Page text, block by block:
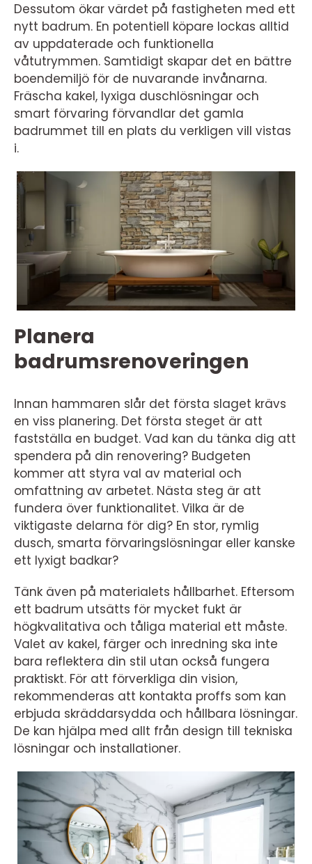
Dessutom ökar värdet på fastigheten med ett
nytt badrum. En potentiell köpare lockas alltid
av uppdaterade och funktionella
våtutrymmen. Samtidigt skapar det en bättre
boendemiljö för de nuvarande invånarna.
Fräscha kakel, lyxiga duschlösningar och
smart förvaring förvandlar det gamla
badrummet till en plats du verkligen vill vistas
i.
Planera
badrumsrenoveringen
Innan hammaren slår det första slaget krävs
en viss planering. Det första steget är att
fastställa en budget. Vad kan du tänka dig att
spendera på din renovering? Budgeten
kommer att styra val av material och
omfattning av arbetet. Nästa steg är att
fundera över funktionalitet. Vilka är de
viktigaste delarna för dig? En stor, rymlig
dusch, smarta förvaringslösningar eller kanske
ett lyxigt badkar?
Tänk även på materialets hållbarhet. Eftersom
ett badrum utsätts för mycket fukt är
högkvalitativa och tåliga material ett måste.
Valet av kakel, färger och inredning ska inte
bara reflektera din stil utan också fungera
praktiskt. För att förverkliga din vision,
rekommenderas att kontakta proffs som kan
erbjuda skräddarsydda och hållbara lösningar.
De kan hjälpa med allt från design till tekniska
lösningar och installationer.